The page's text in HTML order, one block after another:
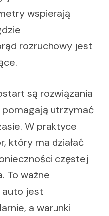
wspierają
rozruchowy jest
są rozwiązania
utrzymać
W praktyce
który ma działać
częstej
To ważne
auto jest
a warunki